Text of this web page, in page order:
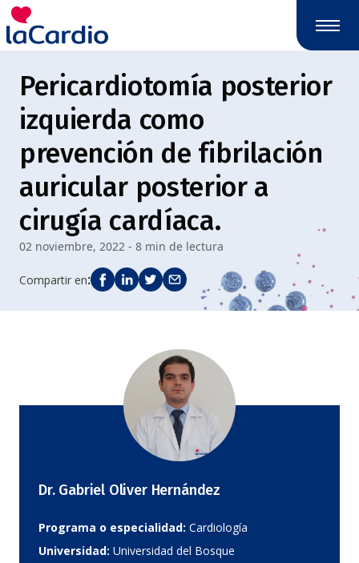
Pericardiotomía posterior
izquierda como
prevención de fibrilación
auricular posterior a
cirugía cardíaca.
02 noviembre, 2022 - 8 min de lectura
Compartir en:
Dr. Gabriel Oliver Hernández
Programa o especialidad: Cardiología
Universidad: Universidad del Bosque